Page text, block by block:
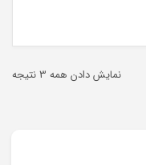
نمایش دادن همه 3 نتیجه